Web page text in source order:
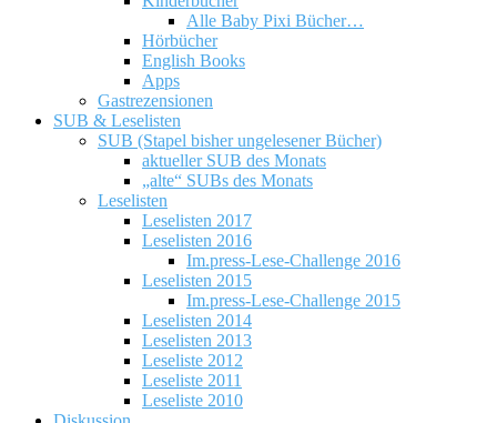
Alle Baby Pixi Bücher…
Hörbücher
English Books
Apps
Gastrezensionen
SUB & Leselisten
SUB (Stapel bisher ungelesener Bücher)
aktueller SUB des Monats
„alte“ SUBs des Monats
Leselisten
Leselisten 2017
Leselisten 2016
Im.press-Lese-Challenge 2016
Leselisten 2015
Im.press-Lese-Challenge 2015
Leselisten 2014
Leselisten 2013
Leseliste 2012
Leseliste 2011
Leseliste 2010